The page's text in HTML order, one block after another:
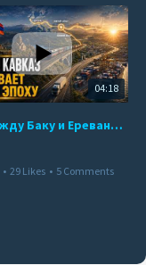
04:18
Мир между Баку и Ереваном запускает крупные логистические проекты
• 29 Likes • 5 Comments